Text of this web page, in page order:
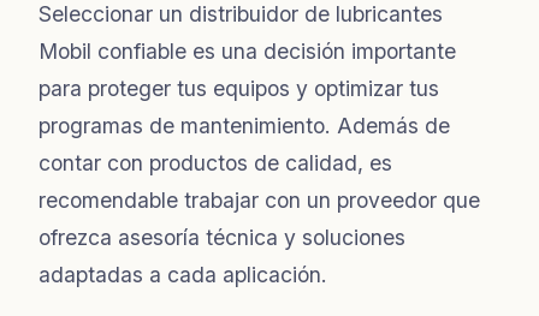
Seleccionar un distribuidor de lubricantes
Mobil confiable es una decisión importante
para proteger tus equipos y optimizar tus
programas de mantenimiento. Además de
contar con productos de calidad, es
recomendable trabajar con un proveedor que
ofrezca asesoría técnica y soluciones
adaptadas a cada aplicación.